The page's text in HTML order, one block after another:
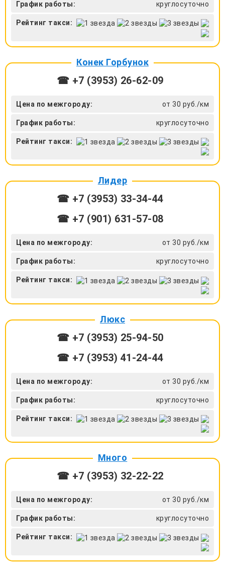
График работы: круглосуточно
Рейтинг такси:
Конек Горбунок
☎ +7 (3953) 26-62-09
Цена по межгороду: от 30 руб./км
График работы: круглосуточно
Рейтинг такси:
Лидер
☎ +7 (3953) 33-34-44
☎ +7 (901) 631-57-08
Цена по межгороду: от 30 руб./км
График работы: круглосуточно
Рейтинг такси:
Люкс
☎ +7 (3953) 25-94-50
☎ +7 (3953) 41-24-44
Цена по межгороду: от 30 руб./км
График работы: круглосуточно
Рейтинг такси:
Много
☎ +7 (3953) 32-22-22
Цена по межгороду: от 30 руб./км
График работы: круглосуточно
Рейтинг такси: